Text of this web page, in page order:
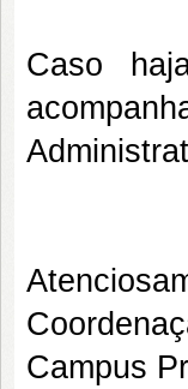
Caso
Campus